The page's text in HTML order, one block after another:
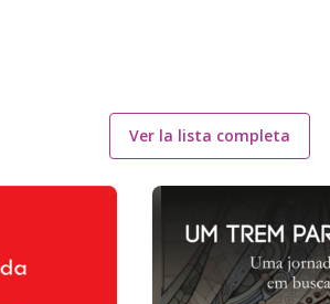
Ver la lista completa